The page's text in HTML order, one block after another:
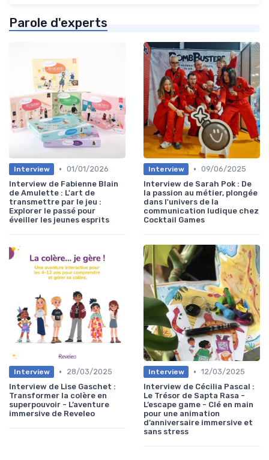
Parole d'experts
Interview • 01/01/2026
Interview de Fabienne Blain
de Amulette : L'art de
transmettre par le jeu :
Explorer le passé pour
éveiller les jeunes esprits
Interview • 09/06/2025
Interview de Sarah Pok : De
la passion au métier, plongée
dans l'univers de la
communication ludique chez
Cocktail Games
Interview •
28/03/2025
Interview de Lise Gaschet :
Transformer la colère en
superpouvoir - L’aventure
immersive de Reveleo
Interview • 12/03/2025
Interview de Cécilia Pascal :
Le Trésor de Sapta Rasa -
L’escape game - Clé en main
pour une animation
d’anniversaire immersive et
sans stress